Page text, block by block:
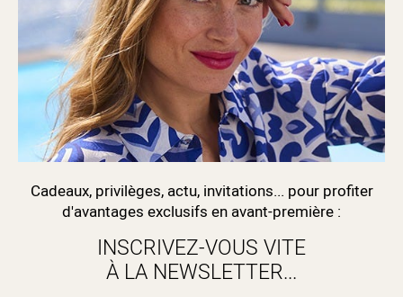
Cadeaux, privilèges, actu, invitations... pour profiter
d'avantages exclusifs en avant-première :
INSCRIVEZ-VOUS VITE
À LA NEWSLETTER...